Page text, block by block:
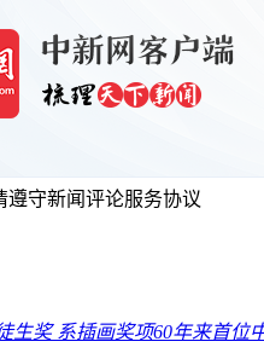
遵守新闻评论服务协议
生奖 系插画奖项60年来首位